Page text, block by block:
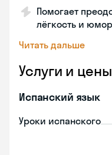
Помогает
лёгкость и юмор
Читать дальше
Услуги и цены
Испанский язык
Уроки испанского